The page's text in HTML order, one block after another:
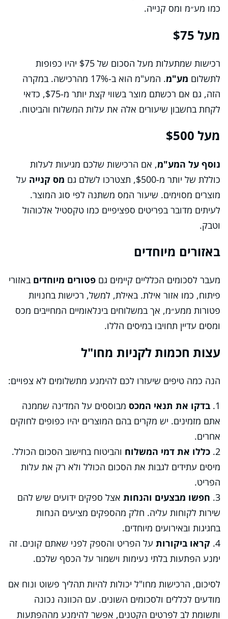
כמו מע״מ ומס קנייה.
מעל $75
רכישות שמתעלות מעל הסכום של $75 יהיו כפופות
לתשלום מע"מ
. המע"מ הוא ב-17% מהרכישה. במקרה
הזה, גם אם רכשתם מוצר בשווי קצת יותר מ-$75, כדאי
לקחת בחשבון שיעורים אלה את עלות המשלוח והביטוח.
מעל $500
נוסף על המע"מ, אם הרכישות שלכם מגיעות לעלות
כוללת של יותר מ-$500, תצטרכו לשלם גם
מס קנייה על
מוצרים מסוימים. שיעור המס משתנה לפי סוג המוצר.
לעיתים מדובר בפריטים ספציפיים כמו טקסטיל אלכוהול
וטבק.
באזורים מיוחדים
מעבר לסכומים הכלליים קיימים גם פטורים מיוחדים באזורי
פיתוח, כמו אזור אילת. באילת, למשל, רכישות בחנויות
פטורות ממע״מ, אך במשלוחים בינלאומיים המחייבים מכס
ומסים עדיין תחויבו במיסים הללו.
עצות חכמות לקניות מחו"ל
הנה כמה טיפים שיעזרו לכם להימנע מתשלומים לא צפויים:
1. בדקו את תנאי המכס מבוססים על המדינה שממנה
אתם מזמינים. יש מקרים בהם המוצרים יהיו כפופים לחוקים
אחרים.
2. כללו את דמי המשלוח והביטוח בחישוב הסכום הכולל.
מיסים עתידים לגבות את הסכום הכולל ולא רק את עלות
הפריט.
3. חפשו מבצעים והנחות אצל ספקים ידועים שיש להם
שירות לקוחות עליה. חלק מהספקים מציעים הנחות
בחגיגות ובאירועים מיוחדים.
4. קראו ביקורות על הפריט והספק לפני שאתם קונים. זה
ימנע הפתעות בלתי נעימות וישמור על הכסף שלכם.
לסיכום, הרכישות מחו"ל יכולות להיות תהליך פשוט ונוח אם
מודעים לכללים ולסכומים השונים. עם הכוונה נכונה
ותשומת לב לפרטים הקטנים, אפשר להימנע מההפתעות